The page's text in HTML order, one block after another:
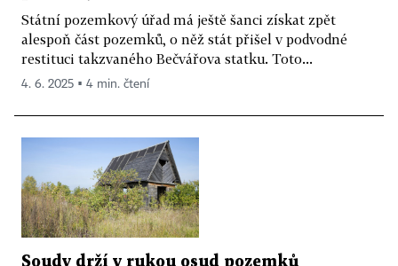
Státní pozemkový úřad má ještě šanci získat zpět
alespoň část pozemků, o něž stát přišel v podvodné
restituci takzvaného Bečvářova statku. Toto...
4. 6. 2025 ▪ 4 min. čtení
Soudy drží v rukou osud pozemků